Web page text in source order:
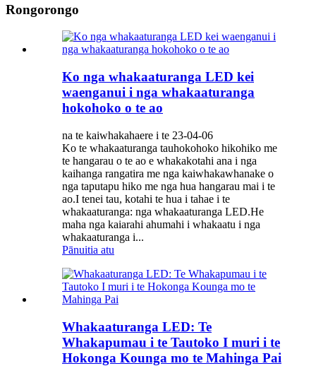
Rongorongo
Ko nga whakaaturanga LED kei
waenganui i nga whakaaturanga
hokohoko o te ao
na te kaiwhakahaere i te 23-04-06
Ko te whakaaturanga tauhokohoko hikohiko me
te hangarau o te ao e whakakotahi ana i nga
kaihanga rangatira me nga kaiwhakawhanake o
nga taputapu hiko me nga hua hangarau mai i te
ao.I tenei tau, kotahi te hua i tahae i te
whakaaturanga: nga whakaaturanga LED.He
maha nga kaiarahi ahumahi i whakaatu i nga
whakaaturanga i...
Pānuitia atu
Whakaaturanga LED: Te
Whakapumau i te Tautoko I muri i te
Hokonga Kounga mo te Mahinga Pai